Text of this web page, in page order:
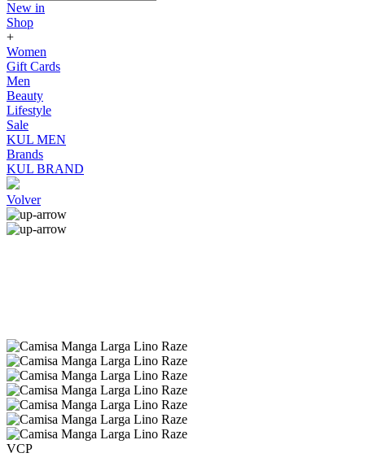
New in
Shop
+
Women
Gift Cards
Men
Beauty
Lifestyle
Sale
KUL MEN
Brands
KUL BRAND
Volver
VCP